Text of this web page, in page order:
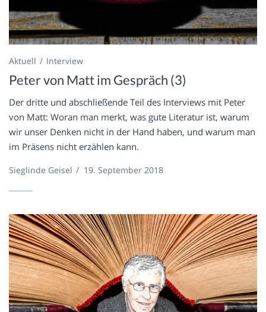
Aktuell Interview
Peter von Matt im Gespräch (3)
Der dritte und abschließende Teil des Interviews mit Peter
von Matt: Woran man merkt, was gute Literatur ist, warum
wir unser Denken nicht in der Hand haben, und warum man
im Präsens nicht erzählen kann.
Sieglinde Geisel / 19. September 2018